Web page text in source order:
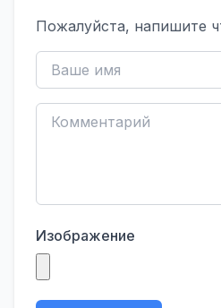
Пожалуйста, напишите
Изображение